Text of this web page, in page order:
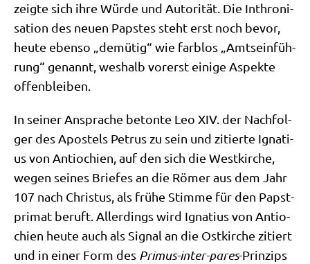
zeig­te sich ihre Wür­de und Auto­ri­tät. Die Inthro­ni­
sa­ti­on des neu­en Pap­stes steht erst noch bevor,
heu­te eben­so „demü­tig“ wie farb­los „Amts­ein­füh­
rung“ genannt, wes­halb vor­erst eini­ge Aspek­te
offenbleiben.
In sei­ner Anspra­che beton­te Leo XIV. der Nach­fol­
ger des Apo­stels Petrus zu sein und zitier­te Igna­ti­
us von Antio­chi­en, auf den sich die West­kir­che,
wegen sei­nes Brie­fes an die Römer aus dem Jahr
107 nach Chri­stus, als frü­he Stim­me für den Papst­
pri­mat beruft. Aller­dings wird Igna­ti­us von Antio­
chi­en heu­te auch als Signal an die Ost­kir­che zitiert
und in einer Form des Pri­mus-inter-pares-Prin­zips